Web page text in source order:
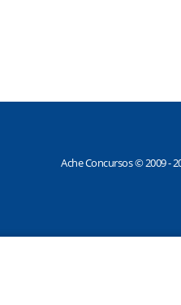
Ache Concursos © 2009 -